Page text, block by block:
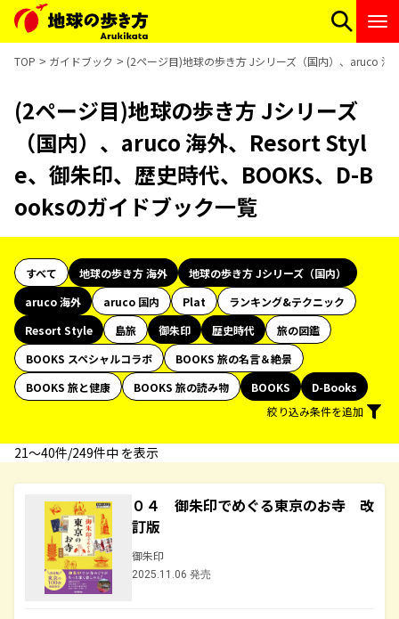
TOP ガイドブック (2ページ目)地球の歩き方 Jシリーズ（国内）、aruco
(2ページ目)地球の歩き方 Jシリーズ
（国内）、aruco 海外、Resort Styl
e、御朱印、歴史時代、BOOKS、D-B
ooksのガイドブック一覧
すべて 地球の歩き方 海外
地球の歩き方 Jシリーズ（国内）
aruco 海外
aruco 国内 Plat
ランキング&テクニック
Resort Style
島旅 御朱印 歴史時代
旅の図鑑
BOOKS スペシャルコラボ
BOOKS 旅の名言＆絶景
BOOKS 旅と健康
BOOKS 旅の読み物 BOOKS
D-Books
絞り込み条件を追加
21〜40件/249件中 を表示
０４ 御朱印でめぐる東京のお寺 改
訂版
御朱印
2025.11.06 発売